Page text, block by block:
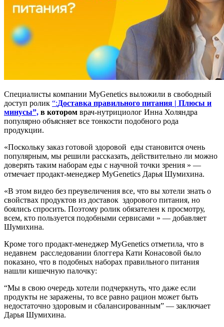
Специалисты компании MyGenetics выложили в свободный
доступ ролик “:Доставка правильного питания | Плюсы и
минусы”, в котором врач-нутрициолог Инна Холяндра
популярно объясняет все тонкости подобного рода
продукции.
«Поскольку заказ готовой здоровой еды становится очень
популярным, мы решили рассказать, действительно ли можно
доверять таким наборам еды с научной точки зрения » —
отмечает продакт-менеджер MyGenetics Дарья Шумихина.
«В этом видео без преувеличения все, что вы хотели знать о
свойствах продуктов из доставок здорового питания, но
боялись спросить. Поэтому ролик обязателен к просмотру,
всем, кто пользуется подобными сервисами » — добавляет
Шумихина.
Кроме того продакт-менеджер MyGenetics отметила, что в
недавнем расследовании блоггера Кати Конасовой было
показано, что в подобных наборах правильного питания
нашли кишечную палочку:
“Мы в свою очередь хотели подчеркнуть, что даже если
продукты не заражены, то все равно рацион может быть
недостаточно здоровым и сбалансированным” — заключает
Дарья Шумихина.